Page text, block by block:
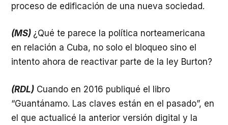
proceso de edificación de una nueva sociedad.
(MS) ¿Qué te parece la política norteamericana
en relación a Cuba, no solo el bloqueo sino el
intento ahora de reactivar parte de la ley Burton?
(RDL) Cuando en 2016 publiqué el libro
“Guantánamo. Las claves están en el pasado”, en
el que actualicé la anterior versión digital y la